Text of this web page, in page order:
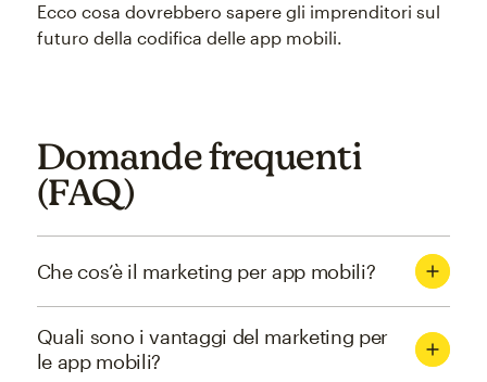
Ecco cosa dovrebbero sapere gli imprenditori sul
futuro della codifica delle app mobili.
Domande frequenti
(FAQ)
Che cos’è il marketing per app mobili?
Quali sono i vantaggi del marketing per
le app mobili?